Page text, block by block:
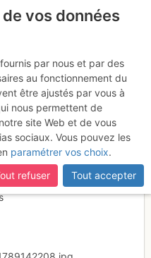
(CC by-nc-nd)
vos données
par nous et par des
au fonctionnement du
être ajustés par vous à
nous permettent de
site Web et de vous
sociaux. Vous pouvez les
paramétrer vos choix.
refuser
Tout accepter